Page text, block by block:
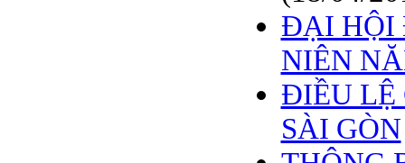
ĐẠI HỘI
NIÊN
ĐIỀU LỆ
SÀI GÒN